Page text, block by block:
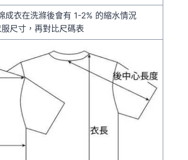
成衣在洗滌後會有 1-2% 的縮水情況
尺寸，再對比尺碼表